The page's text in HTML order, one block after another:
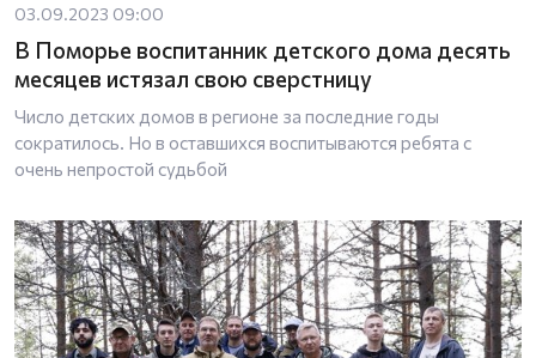
03.09.2023 09:00
В Поморье воспитанник детского дома десять
месяцев истязал свою сверстницу
Число детских домов в регионе за последние годы
сократилось. Но в оставшихся воспитываются ребята с
очень непростой судьбой